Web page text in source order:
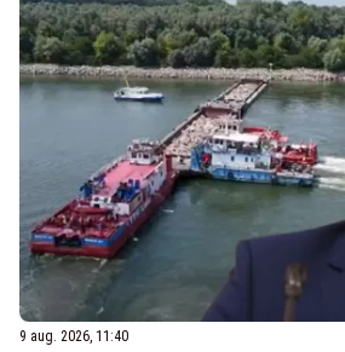
9 aug. 2026, 11:40